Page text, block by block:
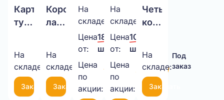
Картонный
тубус
бурый
На
складе:
Под
заказ
Заказать
Коробка
ласточкин
330x120x180
Т-22
бурый
На
складе:
заказ
Заказать
Четырехклапанная
коробка
1000x500x500
Т-23
бурый
На
складе:
566
шт.
Цена
от:
185,00 ₽/
шт.
Цена
по
акции:
179,00 ₽/
шт.
Четырехклапанная
коробка
600x400x400
Т-23
бурый
На
складе:
31
шт.
Цена
от:
100,00 ₽/
шт.
Цена
по
акции:
85,00 ₽/
шт.
коробка
бурый
На
складе:
Под
заказ
Заказать